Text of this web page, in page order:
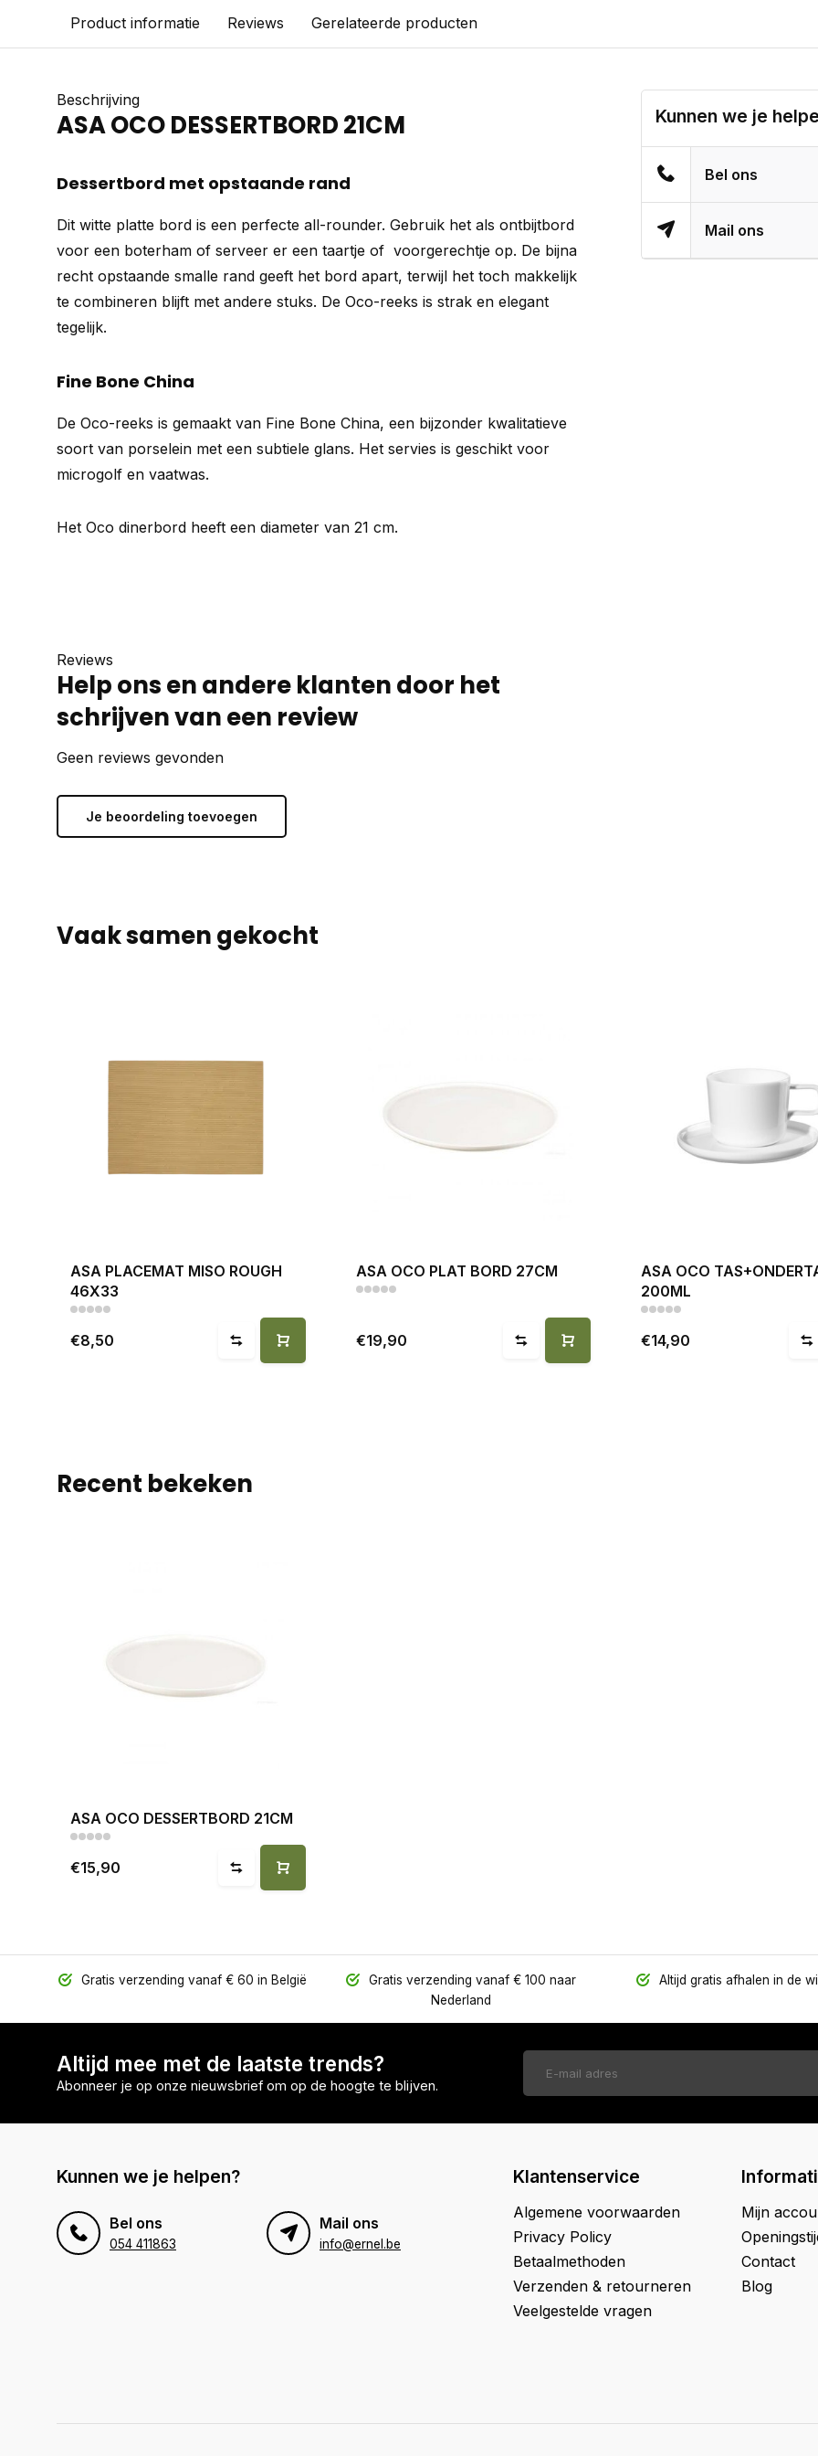
Product informatie Reviews Gerelateerde producten
Beschrijving
ASA OCO DESSERTBORD 21CM
Dessertbord met opstaande rand
Dit witte platte bord is een perfecte all-rounder. Gebruik het als ontbijtbord
voor een boterham of serveer er een taartje of voorgerechtje op. De bijna
recht opstaande smalle rand geeft het bord apart, terwijl het toch makkelijk
te combineren blijft met andere stuks. De Oco-reeks is strak en elegant
tegelijk.
Fine Bone China
De Oco-reeks is gemaakt van Fine Bone China, een bijzonder kwalitatieve
soort van porselein met een subtiele glans. Het servies is geschikt voor
microgolf en vaatwas.
Het Oco dinerbord heeft een diameter van 21 cm.
Kunnen we je
Bel ons
Mail ons
Reviews
Help ons en andere klanten door het
schrijven van een review
Geen reviews gevonden
Je beoordeling toevoegen
Vaak samen gekocht
ASA PLACEMAT MISO ROUGH
46X33
€8,50
ASA OCO PLAT BORD 27CM
€19,90
ASA OCO
200ML
€14,90
Recent bekeken
ASA OCO DESSERTBORD 21CM
€15,90
Gratis verzending vanaf € 60 in België
Gratis verzending vanaf € 100 naar
Nederland
Altijd gratis afhalen in de
Altijd mee met de laatste trends?
Abonneer je op onze nieuwsbrief om op de hoogte te blijven.
Kunnen we je helpen?
Bel ons
054 411863
Mail ons
info@ernel.be
Klantenservice
Algemene voorwaarden
Privacy Policy
Betaalmethoden
Verzenden & retourneren
Veelgestelde vragen
Mijn
Contact
Blog